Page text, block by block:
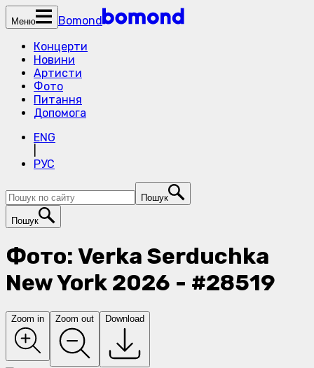
Меню
Bomond
Концерти
Новини
Артисти
Фото
Питання
Допомога
ENG
РУС
Пошук
Пошук
Фото: Verka Serduchka
New York 2026 - #28519
Zoom in Zoom out Download